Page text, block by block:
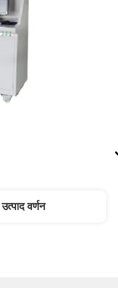
उत्पाद वर्णन